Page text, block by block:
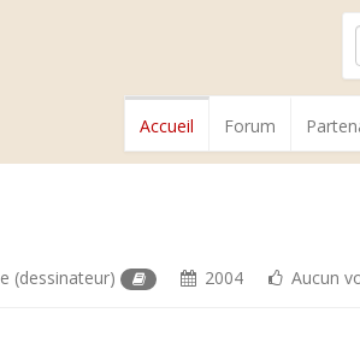
Accueil Forum
(dessinateur) 2004 Aucun